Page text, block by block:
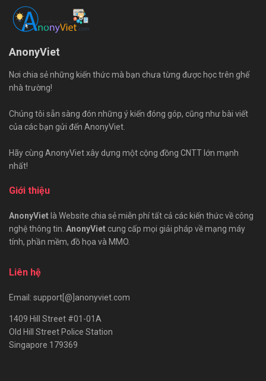
AnonyViet
Nơi chia sẻ những kiến thức mà bạn chưa từng được học trên ghế
nhà trường!
Chúng tôi sẵn sàng đón những ý kiến đóng góp, cũng như bài viết
của các bạn gửi đến AnonyViet.
Hãy cùng AnonyViet xây dựng một cộng đồng CNTT lớn mạnh
nhất!
Giới thiệu
AnonyViet là Website chia sẻ miễn phí tất cả các kiến thức về công
nghệ thông tin. AnonyViet cung cấp mọi giải pháp về mạng máy
tính, phần mềm, đồ họa và MMO.
Liên hệ
Email: support[@]anonyviet.com
1409 Hill Street #01-01A
Old Hill Street Police Station
Singapore 179369